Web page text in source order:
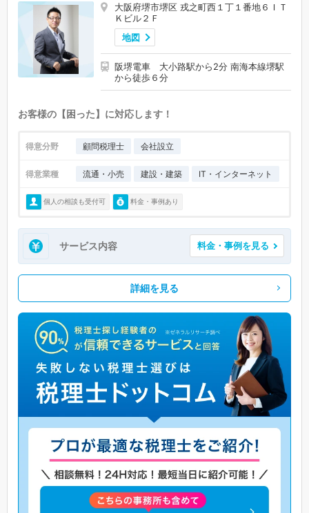
大阪府堺市堺区 戎之町西１丁１番地６ＩＴ
Ｋビル２Ｆ
地図
阪堺電車 大小路駅から2分 南海本線堺駅
から徒歩６分
お客様の【困った】に対応します！
得意分野 顧問税理士 会社設立
得意業種 流通・小売 建設・建築 IT・インターネット
個人の相談も受付可 料金・事例あり
サービス内容 料金・事例を見る
詳細を見る